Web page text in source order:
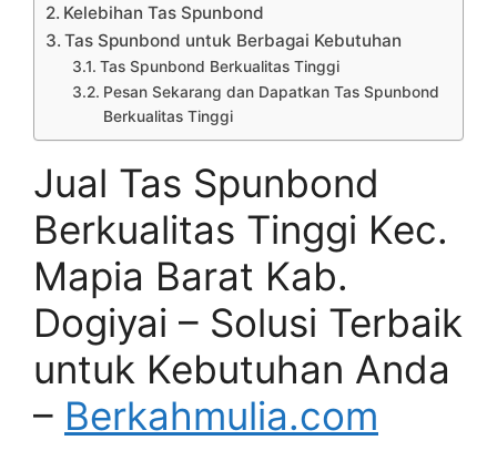
Kelebihan Tas Spunbond
Tas Spunbond untuk Berbagai Kebutuhan
Tas Spunbond Berkualitas Tinggi
Pesan Sekarang dan Dapatkan Tas Spunbond
Berkualitas Tinggi
Jual Tas Spunbond
Berkualitas Tinggi Kec.
Mapia Barat Kab.
Dogiyai – Solusi Terbaik
untuk Kebutuhan Anda
– Berkahmulia.com